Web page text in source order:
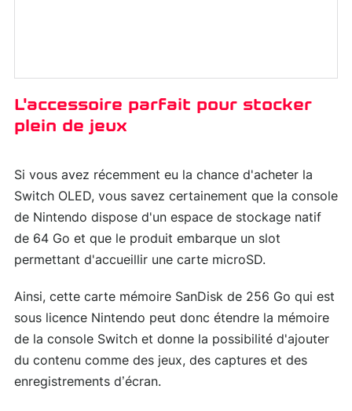
L'accessoire parfait pour stocker
plein de jeux
Si vous avez récemment eu la chance d'acheter la
Switch OLED, vous savez certainement que la console
de Nintendo dispose d'un espace de stockage natif
de 64 Go et que le produit embarque un slot
permettant d'accueillir une carte microSD.
Ainsi, cette carte mémoire SanDisk de 256 Go qui est
sous licence Nintendo peut donc étendre la mémoire
de la console Switch et donne la possibilité d'ajouter
du contenu comme des jeux, des captures et des
enregistrements d’écran.